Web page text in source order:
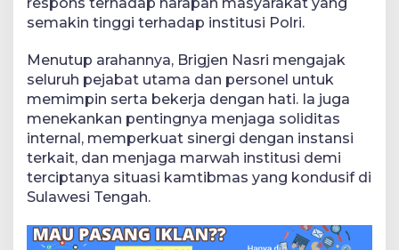
semakin tinggi terhadap institusi Polri.
Menutup arahannya, Brigjen Nasri mengajak
seluruh pejabat utama dan personel untuk
memimpin serta bekerja dengan hati. Ia juga
menekankan pentingnya menjaga soliditas
internal, memperkuat sinergi dengan instansi
terkait, dan menjaga marwah institusi demi
terciptanya situasi kamtibmas yang kondusif di
Sulawesi Tengah.